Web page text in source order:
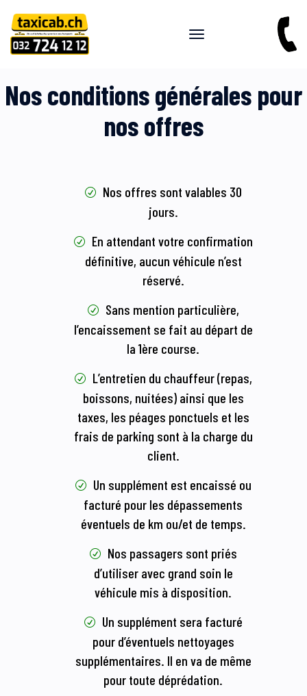
CONDITIONS GÉNÉRALES
Nos conditions générales pour
nos offres
Nos offres sont valables 30
jours.
En attendant votre confirmation
définitive, aucun véhicule n’est
réservé.
Sans mention particulière,
l’encaissement se fait au départ de
la 1ère course.
L’entretien du chauffeur (repas,
boissons, nuitées) ainsi que les
taxes, les péages ponctuels et les
frais de parking sont à la charge du
client.
Un supplément est encaissé ou
facturé pour les dépassements
éventuels de km ou/et de temps.
Nos passagers sont priés
d’utiliser avec grand soin le
véhicule mis à disposition.
Un supplément sera facturé
pour d’éventuels nettoyages
supplémentaires. Il en va de même
pour toute déprédation.